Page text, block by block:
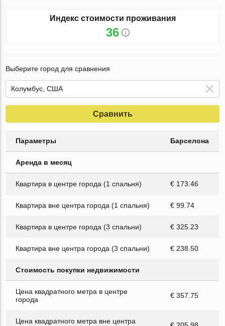
Индекс стоимости проживания
36
Выберите город для сравнения
Сравнить
Параметры Барселона
Аренда в месяц
Квартира в центре города (1 спальня) € 173.46
Квартира вне центра города (1 спальня) € 99.74
Квартира в центре города (3 спальни) € 325.23
Квартира вне центра города (3 спальни) € 238.50
Стоимость покупки недвижимости
Цена квадратного метра в центре
города
€ 357.75
Цена квадратного метра вне центра